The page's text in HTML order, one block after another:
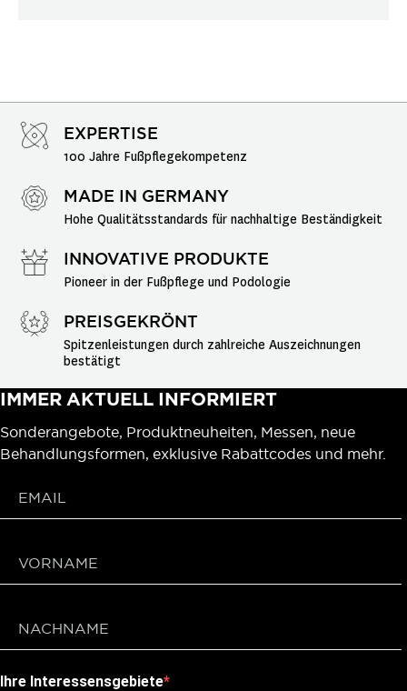
EXPERTISE
100 Jahre Fußpflegekompetenz
MADE IN GERMANY
Hohe Qualitätsstandards für nachhaltige Beständigkeit
INNOVATIVE PRODUKTE
Pioneer in der Fußpflege und Podologie
PREISGEKRÖNT
Spitzenleistungen durch zahlreiche Auszeichnungen
bestätigt
IMMER AKTUELL INFORMIERT
Sonderangebote, Produktneuheiten, Messen, neue
Behandlungsformen, exklusive Rabattcodes und mehr.
Ihre Interessensgebiete